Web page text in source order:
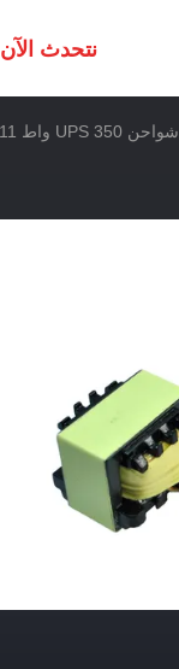
نتحدث الآن
شواحن UPS 350 واط UL EE2011 محول عالي التردد